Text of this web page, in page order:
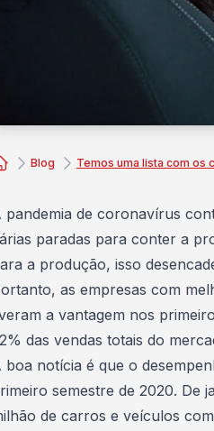
Blog Temos uma lista com os
pandemia de coronavírus
paradas para conter a
a produção, isso
as empresas com
a vantagem nos
das vendas totais do
boa notícia é que o
semestre de 2020. De
de carros e veículos